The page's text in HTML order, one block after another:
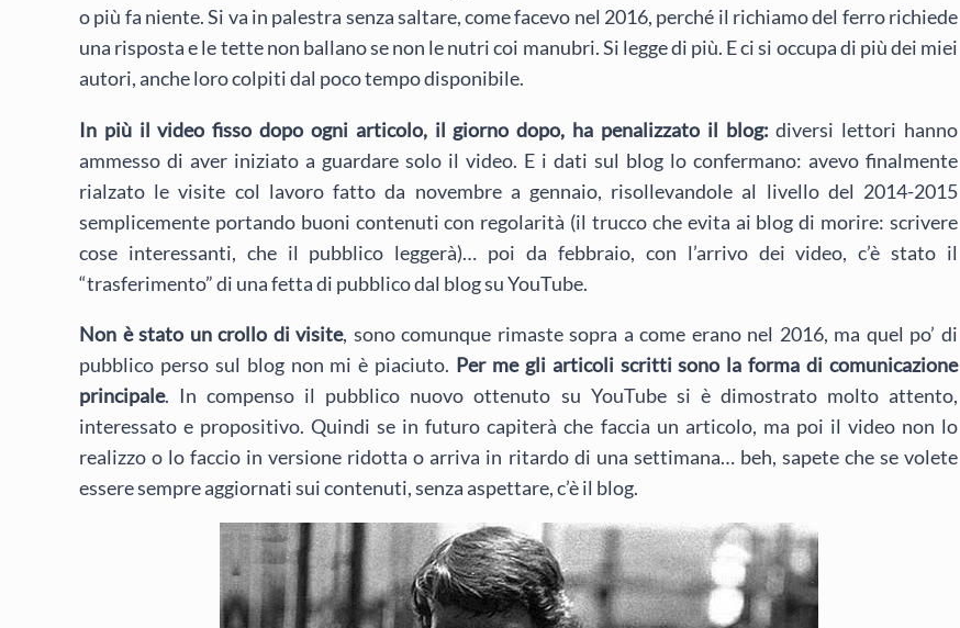
o più fa niente. Si va in palestra senza saltare, come facevo nel 2016, perché il richiamo del ferro richiede
una risposta e le tette non ballano se non le nutri coi manubri. Si legge di più. E ci si occupa di più dei miei
autori, anche loro colpiti dal poco tempo disponibile.
In più il video fisso dopo ogni articolo, il giorno dopo, ha penalizzato il blog: diversi lettori hanno
ammesso di aver iniziato a guardare solo il video. E i dati sul blog lo confermano: avevo finalmente
rialzato le visite col lavoro fatto da novembre a gennaio, risollevandole al livello del 2014-2015
semplicemente portando buoni contenuti con regolarità (il trucco che evita ai blog di morire: scrivere
cose interessanti, che il pubblico leggerà)… poi da febbraio, con l’arrivo dei video, c’è stato il
“trasferimento” di una fetta di pubblico dal blog su YouTube.
Non è stato un crollo di visite, sono comunque rimaste sopra a come erano nel 2016, ma quel po’ di
pubblico perso sul blog non mi è piaciuto. Per me gli articoli scritti sono la forma di comunicazione
principale. In compenso il pubblico nuovo ottenuto su YouTube si è dimostrato molto attento,
interessato e propositivo. Quindi se in futuro capiterà che faccia un articolo, ma poi il video non lo
realizzo o lo faccio in versione ridotta o arriva in ritardo di una settimana… beh, sapete che se volete
essere sempre aggiornati sui contenuti, senza aspettare, c’è il blog.